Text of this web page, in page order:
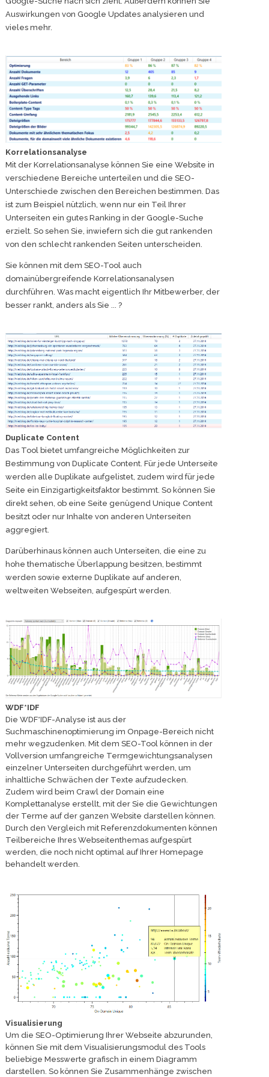
Auswirkungen von Google Updates analysieren und
vieles mehr.
Korrelationsanalyse
Mit der Korrelationsanalyse können Sie eine Website in
verschiedene Bereiche unterteilen und die SEO-
Unterschiede zwischen den Bereichen bestimmen. Das
ist zum Beispiel nützlich, wenn nur ein Teil Ihrer
Unterseiten ein gutes Ranking in der Google-Suche
erzielt. So sehen Sie, inwiefern sich die gut rankenden
von den schlecht rankenden Seiten unterscheiden.
Sie können mit dem SEO-Tool auch
domainübergreifende Korrelationsanalysen
durchführen. Was macht eigentlich Ihr Mitbewerber, der
besser rankt, anders als Sie ... ?
Duplicate Content
Das Tool bietet umfangreiche Möglichkeiten zur
Bestimmung von Duplicate Content. Für jede Unterseite
werden alle Duplikate aufgelistet, zudem wird für jede
Seite ein Einzigartigkeitsfaktor bestimmt. So können Sie
direkt sehen, ob eine Seite genügend Unique Content
besitzt oder nur Inhalte von anderen Unterseiten
aggregiert.
Darüberhinaus können auch Unterseiten, die eine zu
hohe thematische Überlappung besitzen, bestimmt
werden sowie externe Duplikate auf anderen,
weltweiten Webseiten, aufgespürt werden.
WDF*IDF
Die WDF*IDF-Analyse ist aus der
Suchmaschinenoptimierung im Onpage-Bereich nicht
mehr wegzudenken. Mit dem SEO-Tool können in der
Vollversion umfangreiche Termgewichtungsanalysen
einzelner Unterseiten durchgeführt werden, um
inhaltliche Schwächen der Texte aufzudecken.
Zudem wird beim Crawl der Domain eine
Komplettanalyse erstellt, mit der Sie die Gewichtungen
der Terme auf der ganzen Website darstellen können.
Durch den Vergleich mit Referenzdokumenten können
Teilbereiche Ihres Webseitenthemas aufgespürt
werden, die noch nicht optimal auf Ihrer Homepage
behandelt werden.
Visualisierung
Um die SEO-Optimierung Ihrer Webseite abzurunden,
können Sie mit dem Visualisierungsmodul des Tools
beliebige Messwerte grafisch in einem Diagramm
darstellen. So können Sie Zusammenhänge zwischen